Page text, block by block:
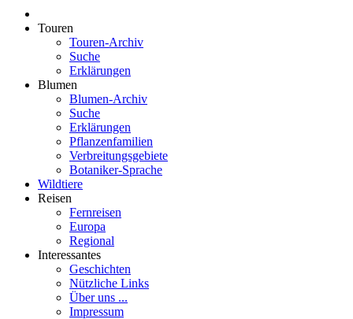
Touren
Touren-Archiv
Suche
Erklärungen
Blumen
Blumen-Archiv
Suche
Erklärungen
Pflanzenfamilien
Verbreitungsgebiete
Botaniker-Sprache
Wildtiere
Reisen
Fernreisen
Europa
Regional
Interessantes
Geschichten
Nützliche Links
Über uns ...
Impressum